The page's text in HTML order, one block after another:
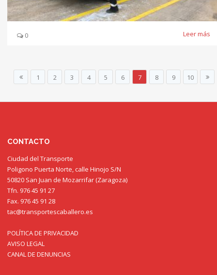
0 Leer más
1 2 3 4 5 6 7 8 9 10
CONTACTO
Ciudad del Transporte
Poligono Puerta Norte, calle Hinojo S/N
50820 San Juan de Mozarrifar (Zaragoza)
Tfn. 976 45 91 27
Fax. 976 45 91 28
tac@transportescaballero.es
POLÍTICA DE PRIVACIDAD
AVISO LEGAL
CANAL DE DENUNCIAS